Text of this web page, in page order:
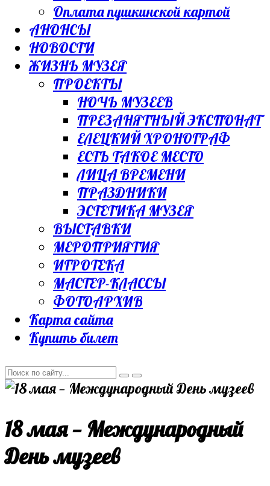
Оплата пушкинской картой
АНОНСЫ
НОВОСТИ
ЖИЗНЬ МУЗЕЯ
ПРОЕКТЫ
НОЧЬ МУЗЕЕВ
ПРЕЗАНЯТНЫЙ ЭКСПОНАТ
ЕЛЕЦКИЙ ХРОНОГРАФ
ЕСТЬ ТАКОЕ МЕСТО
ЛИЦА ВРЕМЕНИ
ПРАЗДНИКИ
ЭСТЕТИКА МУЗЕЯ
ВЫСТАВКИ
МЕРОПРИЯТИЯ
ИГРОТЕКА
МАСТЕР-КЛАССЫ
ФОТОАРХИВ
Карта сайта
Купить билет
18 мая — Международный
День музеев